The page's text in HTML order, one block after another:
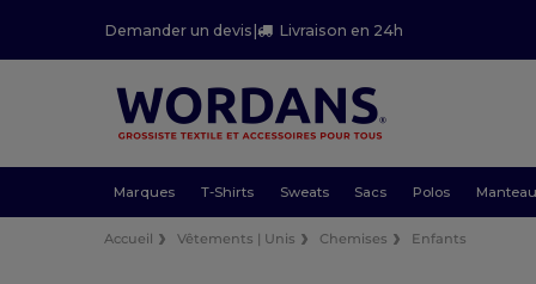
Demander un devis| Livraison en 24h
Marques T-Shirts Sweats Sacs Polos
Accueil Vêtements | Unis Chemises Enfants